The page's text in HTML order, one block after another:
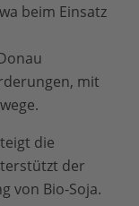
beim Einsatz
mit
die
der
von Bio-Soja.